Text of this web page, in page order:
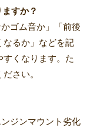
すか？
ゴム音か」「前後
なるか」などを記
くなります。た
さい。
ジンマウント劣化